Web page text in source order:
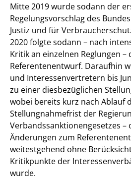
Mitte 2019 wurde sodann der
Regelungsvorschlag des
Justiz und für
2020 folgte sodann – nach
Kritik an einzelnen Reglungen
Referentenentwurf. Daraufhin
und Interessenvertretern bis
zu einer diesbezüglichen
wobei bereits kurz nach Ablauf
Stellungnahmefrist der
Verbandssanktionengesetzes –
Änderungen zum
weitestgehend ohne
Kritikpunkte der
wurde.